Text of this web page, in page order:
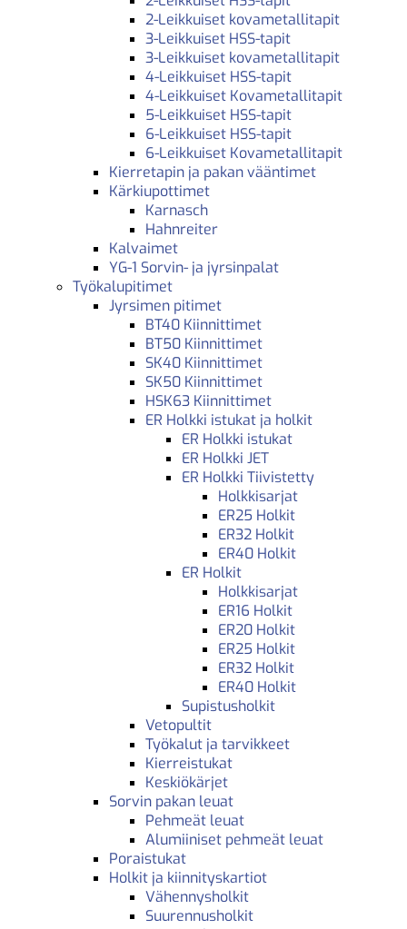
2-Leikkuiset kovametallitapit
3-Leikkuiset HSS-tapit
3-Leikkuiset kovametallitapit
4-Leikkuiset HSS-tapit
4-Leikkuiset Kovametallitapit
5-Leikkuiset HSS-tapit
6-Leikkuiset HSS-tapit
6-Leikkuiset Kovametallitapit
Kierretapin ja pakan vääntimet
Kärkiupottimet
Karnasch
Hahnreiter
Kalvaimet
YG-1 Sorvin- ja jyrsinpalat
Työkalupitimet
Jyrsimen pitimet
BT40 Kiinnittimet
BT50 Kiinnittimet
SK40 Kiinnittimet
SK50 Kiinnittimet
HSK63 Kiinnittimet
ER Holkki istukat ja holkit
ER Holkki istukat
ER Holkki JET
ER Holkki Tiivistetty
Holkkisarjat
ER25 Holkit
ER32 Holkit
ER40 Holkit
ER Holkit
Holkkisarjat
ER16 Holkit
ER20 Holkit
ER25 Holkit
ER32 Holkit
ER40 Holkit
Supistusholkit
Vetopultit
Työkalut ja tarvikkeet
Kierreistukat
Keskiökärjet
Sorvin pakan leuat
Pehmeät leuat
Alumiiniset pehmeät leuat
Poraistukat
Holkit ja kiinnityskartiot
Vähennysholkit
Suurennusholkit